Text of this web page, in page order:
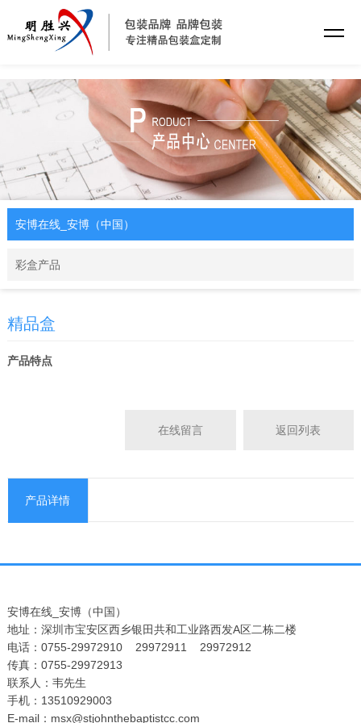
安博在线_安博（中国）
安博在线_安博（中国）
彩盒产品
精品盒
产品特点
在线留言 返回列表
产品详情
安博在线_安博（中国）
地址：深圳市宝安区西乡银田共和工业路西发A区二栋二楼
电话：0755-29972910 29972911 29972912
传真：0755-29972913
联系人：韦先生
手机：13510929003
E-mail：msx@stjohnthebaptistcc.com